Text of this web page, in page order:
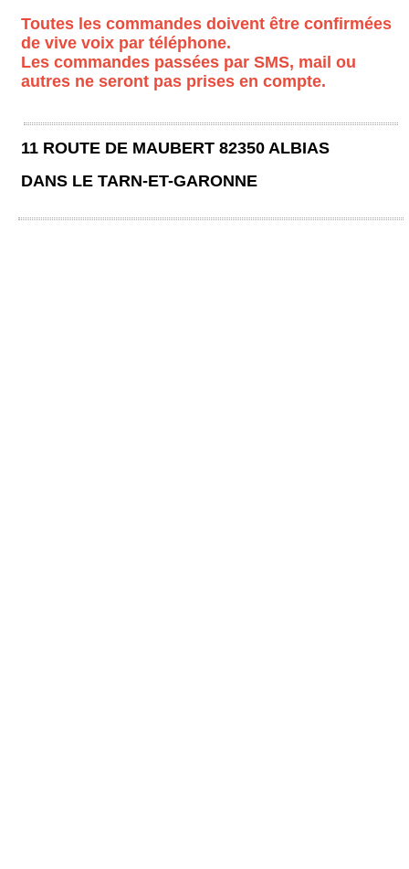
Toutes les commandes doivent être confirmées
de vive voix par téléphone.
Les commandes passées par SMS, mail ou
autres ne seront pas prises en compte.
11 ROUTE DE MAUBERT 82350 ALBIAS
DANS LE TARN-ET-GARONNE